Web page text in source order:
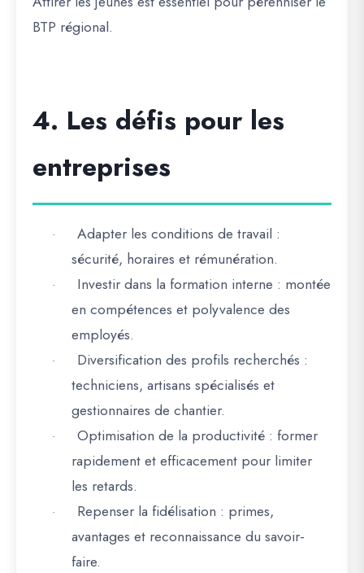
BTP régional.
4. Les défis pour les
entreprises
· Adapter les conditions de travail :
sécurité, horaires et rémunération.
· Investir dans la formation interne : montée
en compétences et polyvalence des
employés.
· Diversification des profils recherchés :
techniciens, artisans spécialisés et
gestionnaires de chantier.
· Optimisation de la productivité : former
rapidement et efficacement pour limiter
les retards.
· Repenser la fidélisation : primes,
avantages et reconnaissance du savoir-
faire.